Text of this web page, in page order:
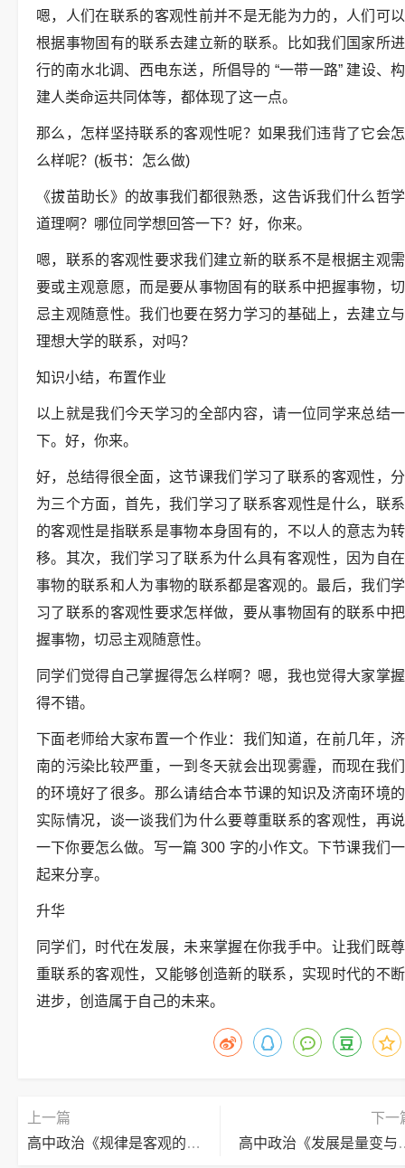
嗯，人们在联系的客观性前并不是无能为力的，人们可以
根据事物固有的联系去建立新的联系。比如我们国家所进
行的南水北调、西电东送，所倡导的 “一带一路” 建设、构
建人类命运共同体等，都体现了这一点。
那么，怎样坚持联系的客观性呢？如果我们违背了它会怎
么样呢？(板书：怎么做)
《拔苗助长》的故事我们都很熟悉，这告诉我们什么哲学
道理啊？哪位同学想回答一下？好，你来。
嗯，联系的客观性要求我们建立新的联系不是根据主观需
要或主观意愿，而是要从事物固有的联系中把握事物，切
忌主观随意性。我们也要在努力学习的基础上，去建立与
理想大学的联系，对吗？
知识小结，布置作业
以上就是我们今天学习的全部内容，请一位同学来总结一
下。好，你来。
好，总结得很全面，这节课我们学习了联系的客观性，分
为三个方面，首先，我们学习了联系客观性是什么，联系
的客观性是指联系是事物本身固有的，不以人的意志为转
移。其次，我们学习了联系为什么具有客观性，因为自在
事物的联系和人为事物的联系都是客观的。最后，我们学
习了联系的客观性要求怎样做，要从事物固有的联系中把
握事物，切忌主观随意性。
同学们觉得自己掌握得怎么样啊？嗯，我也觉得大家掌握
得不错。
下面老师给大家布置一个作业：我们知道，在前几年，济
南的污染比较严重，一到冬天就会出现雾霾，而现在我们
的环境好了很多。那么请结合本节课的知识及济南环境的
实际情况，谈一谈我们为什么要尊重联系的客观性，再说
一下你要怎么做。写一篇 300 字的小作文。下节课我们一
起来分享。
升华
同学们，时代在发展，未来掌握在你我手中。让我们既尊
重联系的客观性，又能够创造新的联系，实现时代的不断
进步，创造属于自己的未来。
上一篇
高中政治《规律是客观的》逐字稿
下一
高中政治《